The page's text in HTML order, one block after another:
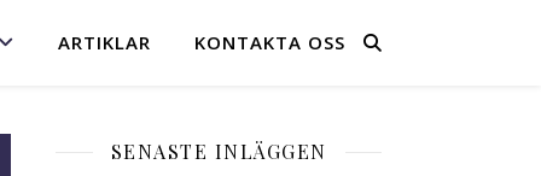
ARTIKLAR KONTAKTA OSS
SENASTE INLÄGGEN